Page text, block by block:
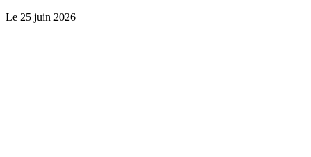
Le 25 juin 2026